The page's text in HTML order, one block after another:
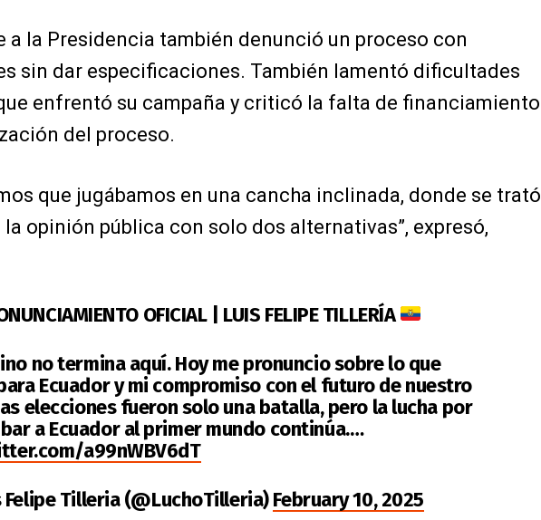
a la Presidencia también denunció un proceso con
sin dar especificaciones. También lamentó dificultades
enfrentó su campaña y criticó la falta de financiamiento
del proceso.
que jugábamos en una cancha inclinada, donde se trató
opinión pública con solo dos alternativas”, expresó,
OFICIAL | LUIS FELIPE TILLERÍA
no termina aquí. Hoy me pronuncio sobre lo que
Ecuador y mi compromiso con el futuro de nuestro
elecciones fueron solo una batalla, pero la lucha por
a Ecuador al primer mundo continúa.…
a99nWBV6dT
Tilleria (@LuchoTilleria)February 10, 2025